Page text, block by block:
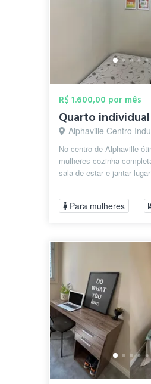
R$ 1.600,00 por mês
Alphaville Centro Industrial e
No centro de Alphaville
mulheres cozinha
sala de estar e jantar
Para mulheres